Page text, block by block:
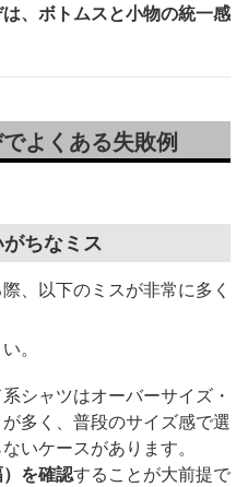
、ボトムスと小物の統一感
よくある失敗例
ちなミス
、以下のミスが非常に多く
。
系シャツはオーバーサイズ・
多く、普段のサイズ感で選
いケースがあります。
を確認することが大前提で